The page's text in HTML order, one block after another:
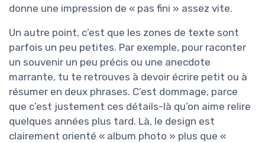
donne une impression de « pas fini » assez vite.
Un autre point, c’est que les zones de texte sont
parfois un peu petites. Par exemple, pour raconter
un souvenir un peu précis ou une anecdote
marrante, tu te retrouves à devoir écrire petit ou à
résumer en deux phrases. C’est dommage, parce
que c’est justement ces détails-là qu’on aime relire
quelques années plus tard. Là, le design est
clairement orienté « album photo » plus que «